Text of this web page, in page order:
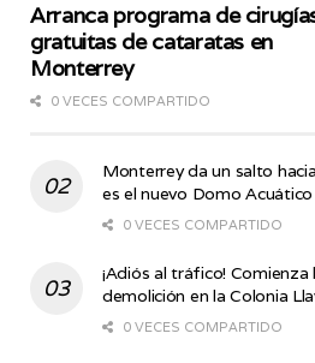
Arranca programa de
gratuitas de cataratas en
Monterrey
0 VECES COMPARTIDO
Monterrey da un salto
es el nuevo Domo Acuático
0 VECES COMPARTIDO
¡Adiós al tráfico! Comienza
demolición en la Colonia
0 VECES COMPARTIDO